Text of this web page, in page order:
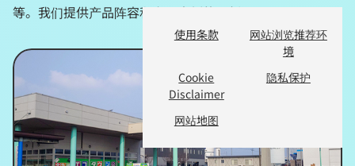
使用条款
网站浏览推荐环
境
Cookie
Disclaimer
隐私保护
网站地图
等。我们提供产品阵容和应用案例的最新资讯。